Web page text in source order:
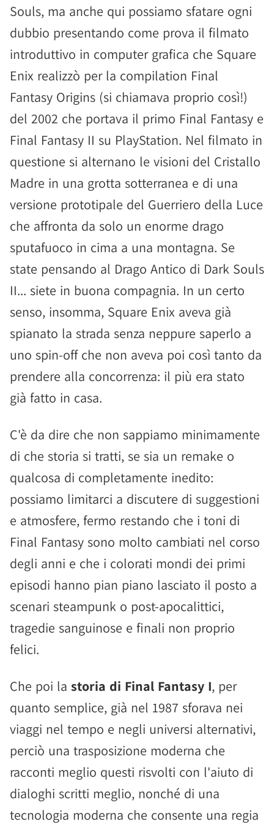
Souls, ma anche qui possiamo sfatare ogni
dubbio presentando come prova il filmato
introduttivo in computer grafica che Square
Enix realizzò per la compilation Final
Fantasy Origins (si chiamava proprio così!)
del 2002 che portava il primo Final Fantasy e
Final Fantasy II su PlayStation. Nel filmato in
questione si alternano le visioni del Cristallo
Madre in una grotta sotterranea e di una
versione prototipale del Guerriero della Luce
che affronta da solo un enorme drago
sputafuoco in cima a una montagna. Se
state pensando al Drago Antico di Dark Souls
II... siete in buona compagnia. In un certo
senso, insomma, Square Enix aveva già
spianato la strada senza neppure saperlo a
uno spin-off che non aveva poi così tanto da
prendere alla concorrenza: il più era stato
già fatto in casa.
C'è da dire che non sappiamo minimamente
di che storia si tratti, se sia un remake o
qualcosa di completamente inedito:
possiamo limitarci a discutere di suggestioni
e atmosfere, fermo restando che i toni di
Final Fantasy sono molto cambiati nel corso
degli anni e che i colorati mondi dei primi
episodi hanno pian piano lasciato il posto a
scenari steampunk o post-apocalittici,
tragedie sanguinose e finali non proprio
felici.
Che poi la storia di Final Fantasy I, per
quanto semplice, già nel 1987 sforava nei
viaggi nel tempo e negli universi alternativi,
perciò una trasposizione moderna che
racconti meglio questi risvolti con l'aiuto di
dialoghi scritti meglio, nonché di una
tecnologia moderna che consente una regia